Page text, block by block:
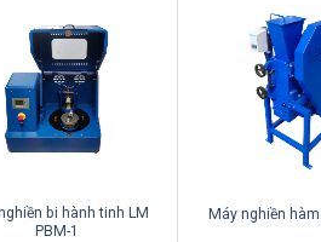
bi hành tinh LM
PBM-1
Máy nghiền